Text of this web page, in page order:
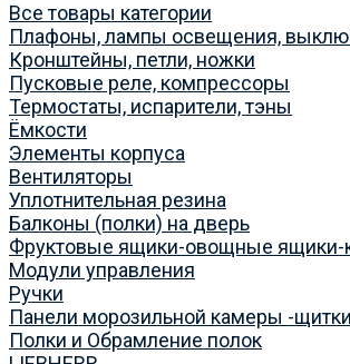
Все товары категории
Плафоны, лампы освещения,
Кронштейны, петли, ножки
Пусковые реле, компрессоры
Термостаты, испарители, тэны
Ёмкости
Элементы корпуса
Вентиляторы
Уплотнительная резина
Балконы (полки) на дверь
Фруктовые ящики-овощные
Модули управления
Ручки
Панели морозильной камеры -щитки
Полки и Обрамление полок